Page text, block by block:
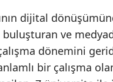
dijital
buluşturan ve
dönemini
bir çalışma